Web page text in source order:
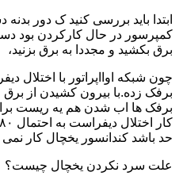
ابتدا باید بررسی کنید ک دور
برق بکشید و مجددا به برق بزنید،
چون شبکه اوااپراتور با
برفک ها اب شدن هم یه ریست
حد باشد کندانسور یخچال کار نمی
علت سرد نکردن یخچال چیست؟